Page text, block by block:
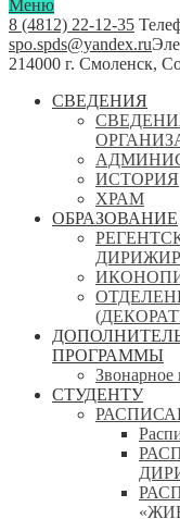
Меню
8 (4812) 22-12-35
spo.spds@yandex.ru
214000 г. Смоленск,
СВЕДЕНИЯ
ИСТОРИЯ
ХРАМ
ОБРАЗОВАНИЕ
ПРОГРАММЫ
Звонарное
СТУДЕНТУ